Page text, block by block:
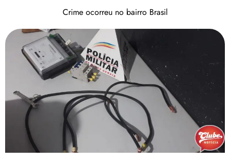
Crime ocorreu no bairro Brasil